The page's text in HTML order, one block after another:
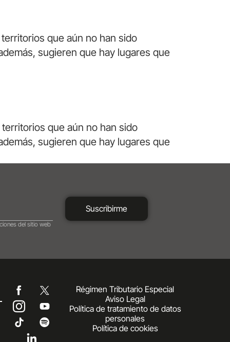
que aún no han sido
sugieren que hay lugares que
que aún no han sido
sugieren que hay lugares que
Suscribirme
del sitio web
Régimen Tributario Especial
Aviso Legal
Política de tratamiento de datos
personales
Política de cookies